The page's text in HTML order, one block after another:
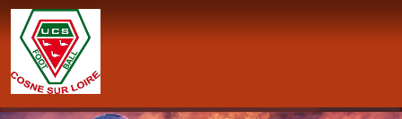
Panneau de gestion des cookies